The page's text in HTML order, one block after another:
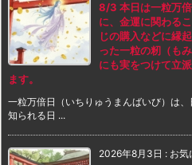
8/3 本日は一粒万
に、金運に関わる
じの購入などに縁
った一粒の籾（も
にも実をつけて立
ます。
一粒万倍日（いちりゅうまんばいび）は
知られる日 ...
2026年8月3日 : お気